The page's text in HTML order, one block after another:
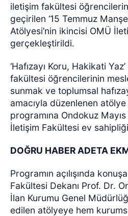
iletişim fakültesi
geçirilen ‘15 Temmuz
Atölyesi’nin ikincisi OMÜ
gerçekleştirildi.
‘Hafızayı Koru, Hakikati
fakültesi öğrencilerinin
sunmak ve toplumsal
amacıyla düzenlenen atölye
programına Ondokuz
İletişim Fakültesi ev
DOĞRU HABER ADETA
Programın açılışında
Fakültesi Dekanı Prof. Dr.
İlan Kurumu Genel
edilen atölyeye hem